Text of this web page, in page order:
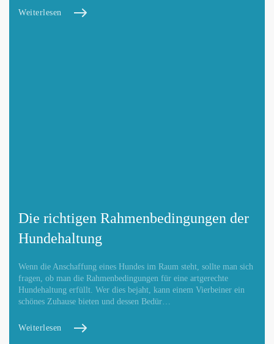
Weiterlesen
Die richtigen Rahmenbedingungen der
Hundehaltung
Wenn die Anschaffung eines Hundes im Raum steht, sollte man sich
fragen, ob man die Rahmenbedingungen für eine artgerechte
Hundehaltung erfüllt. Wer dies bejaht, kann einem Vierbeiner ein
schönes Zuhause bieten und dessen Bedür…
Weiterlesen